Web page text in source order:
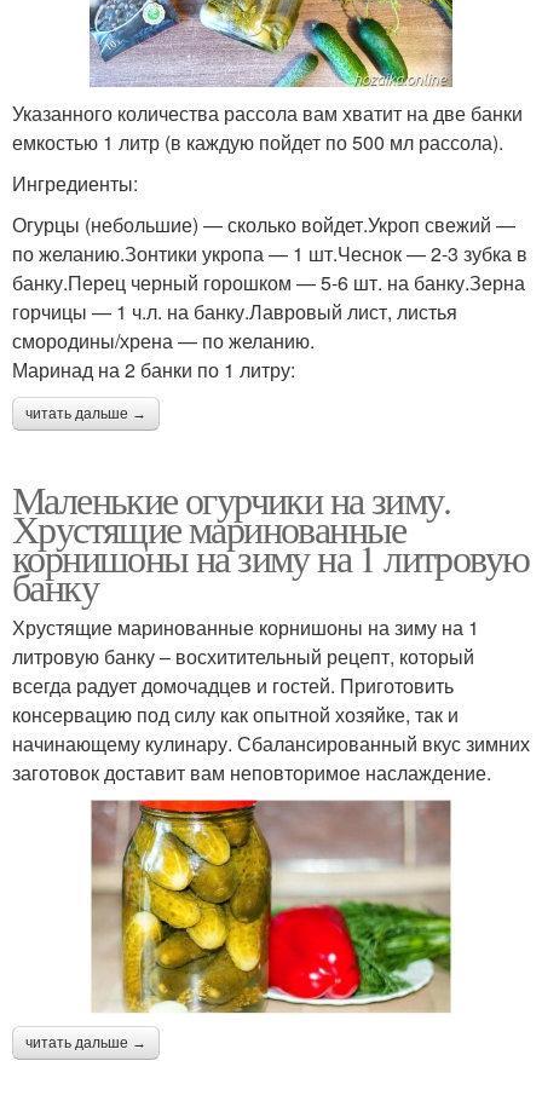
Указанного количества рассола вам хватит на две банки
емкостью 1 литр (в каждую пойдет по 500 мл рассола).
Ингредиенты:
Огурцы (небольшие) — сколько войдет.Укроп свежий —
по желанию.Зонтики укропа — 1 шт.Чеснок — 2-3 зубка в
банку.Перец черный горошком — 5-6 шт. на банку.Зерна
горчицы — 1 ч.л. на банку.Лавровый лист, листья
смородины/хрена — по желанию.
Маринад на 2 банки по 1 литру:
читать дальше →
Маленькие огурчики на зиму.
Хрустящие маринованные
корнишоны на зиму на 1 литровую
банку
Хрустящие маринованные корнишоны на зиму на 1
литровую банку – восхитительный рецепт, который
всегда радует домочадцев и гостей. Приготовить
консервацию под силу как опытной хозяйке, так и
начинающему кулинару. Сбалансированный вкус зимних
заготовок доставит вам неповторимое наслаждение.
читать дальше →